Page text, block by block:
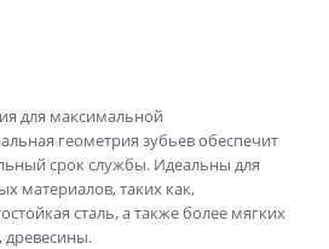
для максимальной
геометрия зубьев обеспечит
срок службы. Идеальны для
материалов, таких как,
сталь, а также более мягких
древесины.